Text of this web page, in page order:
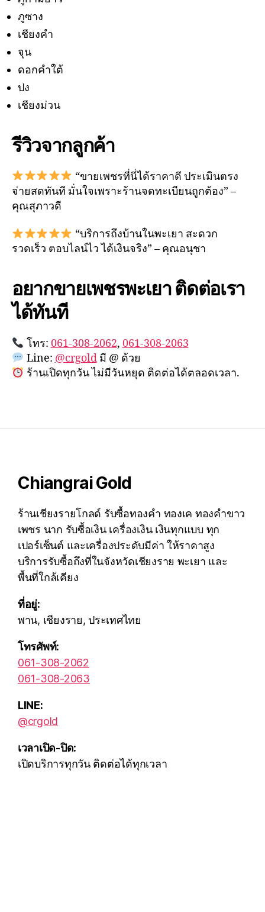
ภูซาง
เชียงคำ
จุน
ดอกคำใต้
ปง
เชียงม่วน
รีวิวจากลูกค้า
“ขายเพชรที่นี่ได้ราคาดี ประเมินตรง
จ่ายสดทันที มั่นใจเพราะร้านจดทะเบียนถูกต้อง” –
คุณสุภาวดี
“บริการถึงบ้านในพะเยา สะดวก
รวดเร็ว ตอบไลน์ไว ได้เงินจริง” – คุณอนุชา
อยากขายเพชรพะเยา ติดต่อเรา
ได้ทันที
โทร: 061-308-2062, 061-308-2063
Line: @crgoldมี @ ด้วย
ร้านเปิดทุกวัน ไม่มีวันหยุด ติดต่อได้ตลอดเวลา.
Chiangrai Gold
ร้านเชียงรายโกลด์ รับซื้อทองคำ ทองเค ทองคำขาว
เพชร นาก รับซื้อเงิน เครื่องเงิน เงินทุกแบบ ทุก
เปอร์เซ็นต์ และเครื่องประดับมีค่า ให้ราคาสูง
บริการรับซื้อถึงที่ในจังหวัดเชียงราย พะเยา และ
พื้นที่ใกล้เคียง
ที่อยู่:
พาน, เชียงราย, ประเทศไทย
โทรศัพท์:
061-308-2062
061-308-2063
LINE:
@crgold
เวลาเปิด-ปิด:
เปิดบริการทุกวัน ติดต่อได้ทุกเวลา